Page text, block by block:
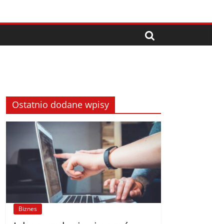
Ostatnio dodane wpisy
Biznes